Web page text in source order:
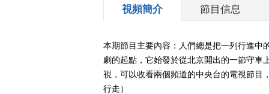
視頻簡介 節目信息
本期節目主要內容：人們總是把一列行進中
劇的起點，它始發於從北京開出的一節守車
視，可以收看兩個頻道的中央台的電視節目
行走）